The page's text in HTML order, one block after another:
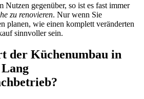
Nutzen gegenüber, so ist es fast immer
zu renovieren. Nur wenn Sie
planen, wie einen komplett veränderten
sinnvoller sein.
der Küchenumbau in